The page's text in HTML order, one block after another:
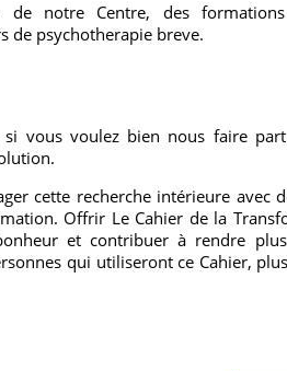
de notre Centre, des
de psychotherapie breve.
vous voulez bien nous faire
cette recherche intérieure avec
Offrir Le Cahier de la
et contribuer à rendre
qui utiliseront ce Cahier,